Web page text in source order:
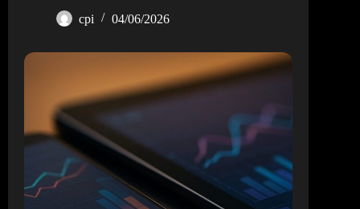
cpi
04/06/2026